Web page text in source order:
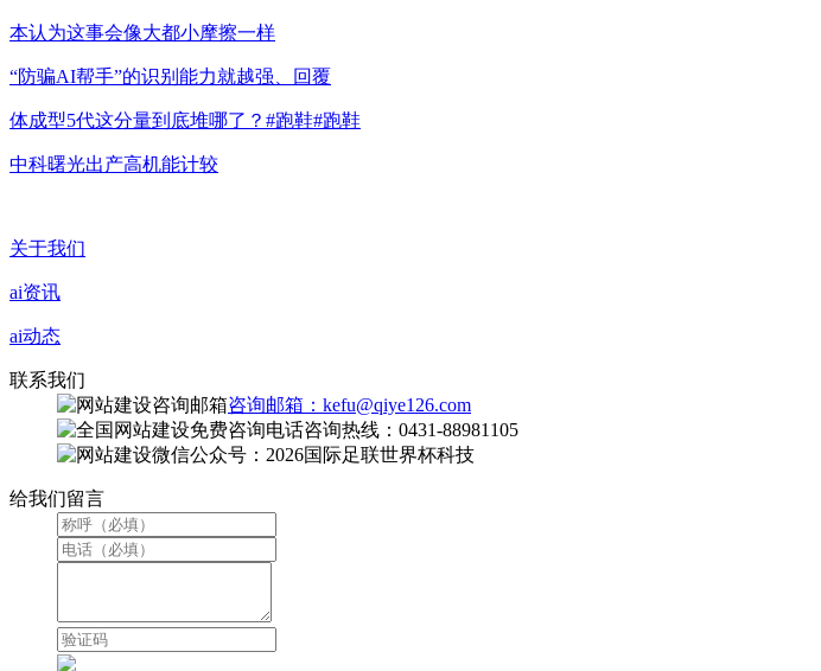
本认为这事会像大都小摩擦一样
“防骗AI帮手”的识别能力就越强、回覆
体成型5代这分量到底堆哪了？#跑鞋#跑鞋
中科曙光出产高机能计较
关于我们
ai资讯
ai动态
联系我们
咨询邮箱：kefu@qiye126.com
咨询热线：0431-88981105
微信公众号：2026国际足联世界杯科技
给我们留言